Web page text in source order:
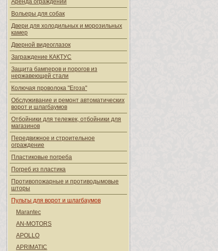
Аренда ограждений
Вольеры для собак
Двери для холодильных и морозильных
камер
Дверной видеоглазок
Заграждение КАКТУС
Защита бамперов и порогов из
нержавеющей стали
Колючая проволока "Егоза"
Обслуживание и ремонт автоматических
ворот и шлагбаумов
Отбойники для тележек, отбойники для
магазинов
Передвижное и строительное
ограждение
Пластиковые погреба
Погреб из пластика
Противопожарные и противодымовые
шторы
Пульты для ворот и шлагбаумов
Marantec
AN-MOTORS
APOLLO
APRIMATIC